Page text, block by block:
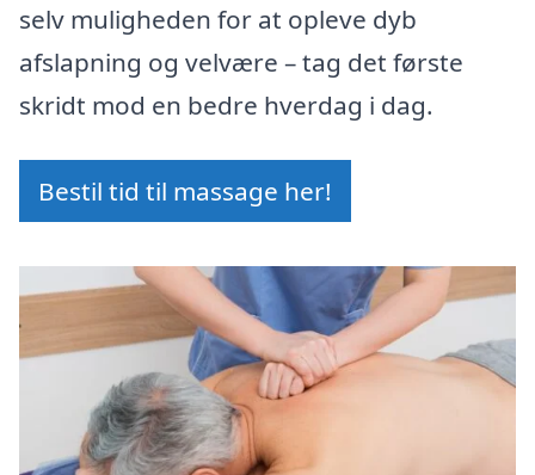
selv muligheden for at opleve dyb
afslapning og velvære – tag det første
skridt mod en bedre hverdag i dag.
Bestil tid til massage her!